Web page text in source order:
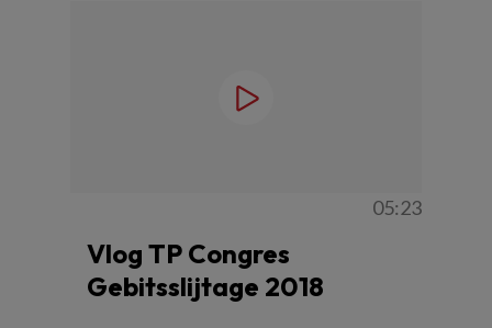
05:23
Vlog TP Congres
Gebitsslijtage 2018